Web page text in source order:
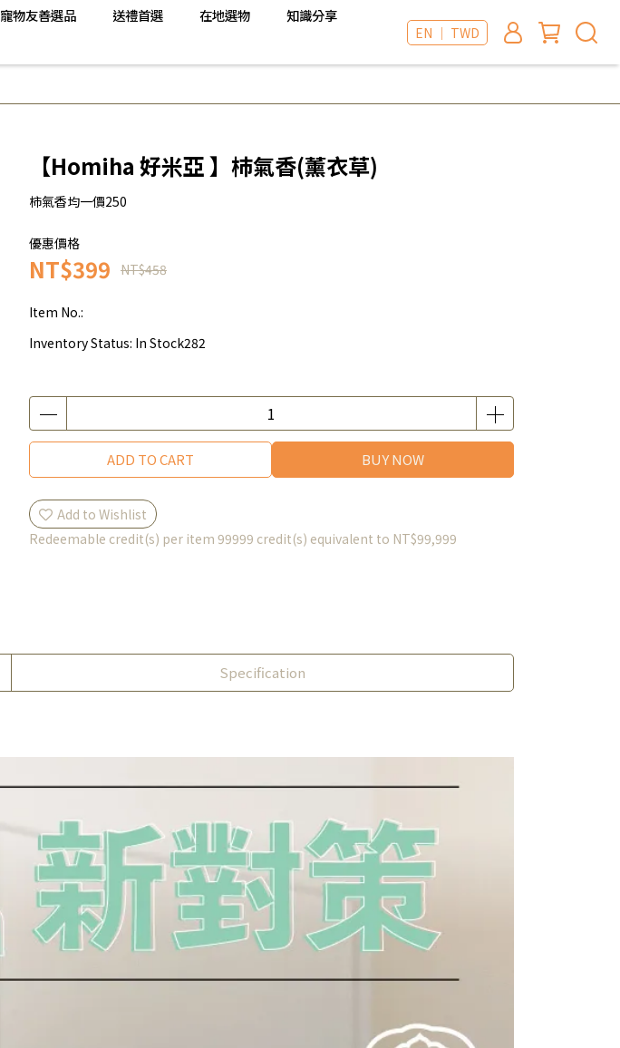
寵物友善選品 送禮首選 在地選物
知識分享
EN ｜ TWD
【Homiha 好米亞 】杮氣香(薰衣草)
柿氣香均一價250
優惠價格
NT$399 NT$458
Item No.:
Inventory Status: In Stock282
ADD TO CART BUY NOW
Add to Wishlist
Redeemable credit(s) per item 99999 credit(s) equivalent to NT$99,999
Specification